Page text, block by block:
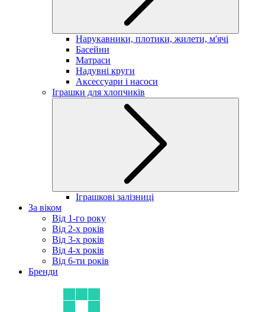
Нарукавники, плотики, жилети, м'ячі
Басейни
Матраси
Надувні круги
Аксессуари і насоси
Іграшки для хлопчиків
Іграшкові залізниці
За віком
Від 1-го року
Від 2-х років
Від 3-х років
Від 4-х років
Від 6-ти років
Бренди